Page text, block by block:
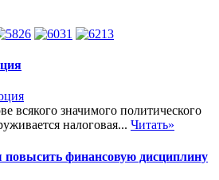
всякого значимого политического
налоговая... Читать»
финансовую дисциплину